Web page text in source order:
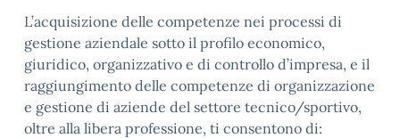
L’acquisizione delle competenze nei processi di
gestione aziendale sotto il profilo economico,
giuridico, organizzativo e di controllo d’impresa, e il
raggiungimento delle competenze di organizzazione
e gestione di aziende del settore tecnico/sportivo,
oltre alla libera professione, ti consentono di: